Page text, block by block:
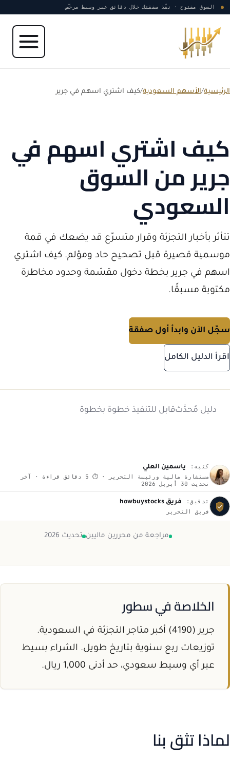
انتقل إلى المحتوى
● السوق مفتوح · نفّذ صفقتك خلال دقائق عبر وسيط مرخّص
الرئيسية/الأسهم السعودية/كيف اشتري اسهم في جرير
كيف اشتري اسهم في
جرير من السوق
السعودي
تتأثر بأخبار التجزئة وقرار متسرّع قد يضعك في قمة
موسمية قصيرة قبل تصحيح حاد ومؤلم. كيف اشتري
اسهم في جرير بخطة دخول مقسّمة وحدود مخاطرة
مكتوبة مسبقًا.
سجّل الآن وابدأ أول صفقة
اقرأ الدليل الكامل
دليل مُحدَّثقابل للتنفيذ خطوة بخطوة
كتبه:
ياسمين العلي
مستشارة مالية ورئيسة التحرير · ⏱ 5 دقائق قراءة · آخر
تحديث 30 أبريل 2026
تدقيق:
فريق howbuystocks
فريق التحرير
مراجعة من محررين ماليين تحديث 2026
الخلاصة في سطور
جرير (4190) أكبر متاجر التجزئة في السعودية.
توزيعات ربع سنوية بتاريخ طويل. الشراء بسيط
عبر أي وسيط سعودي، حد أدنى 1,000 ريال.
لماذا تثق بنا